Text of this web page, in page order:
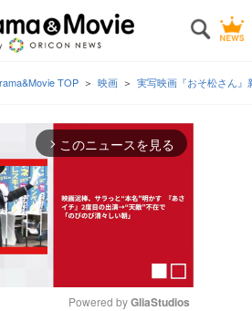
TOP 映画 実写映画『おそ松さん』
arrow_forward_ios このニュースを見る
Powered by GliaStudios